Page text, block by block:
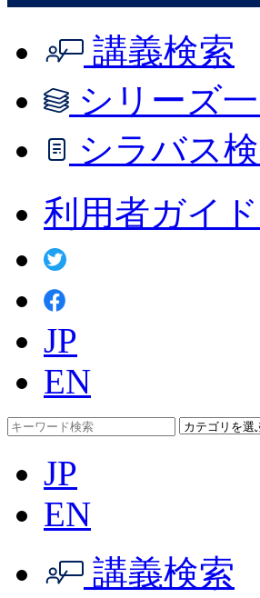
講義検索
シリーズ
シラバス
利用者ガイ
JP
EN
JP
EN
講義検索